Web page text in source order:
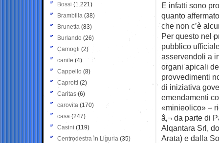
E infatti sono
quanto
che non c’è
Per questo nel
pubblico
asservendoli a
organi apicali
provvedimenti
di iniziativa
emendamenti
«minieolico» –
â‚¬ da parte di
Alqantara Srl,
Arata) e dalla
Bossi (1.221)
Brambilla (38)
Brunetta (83)
Burlando (26)
Camogli (2)
canile (4)
Cappello (8)
Caprotti (2)
Caritas (6)
carovita (170)
casa (247)
Casini (119)
Centrodestra in Liguria (35)